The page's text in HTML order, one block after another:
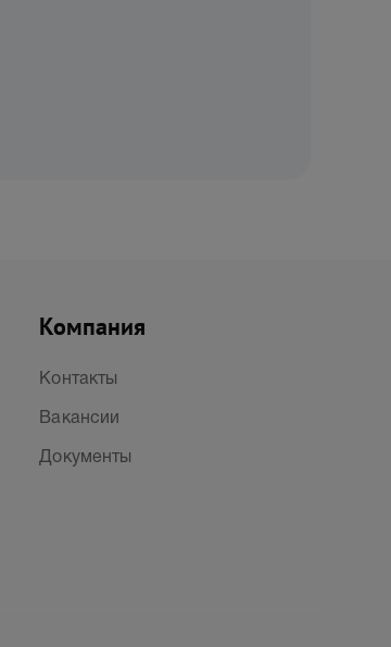
Компания
Контакты
Вакансии
Документы